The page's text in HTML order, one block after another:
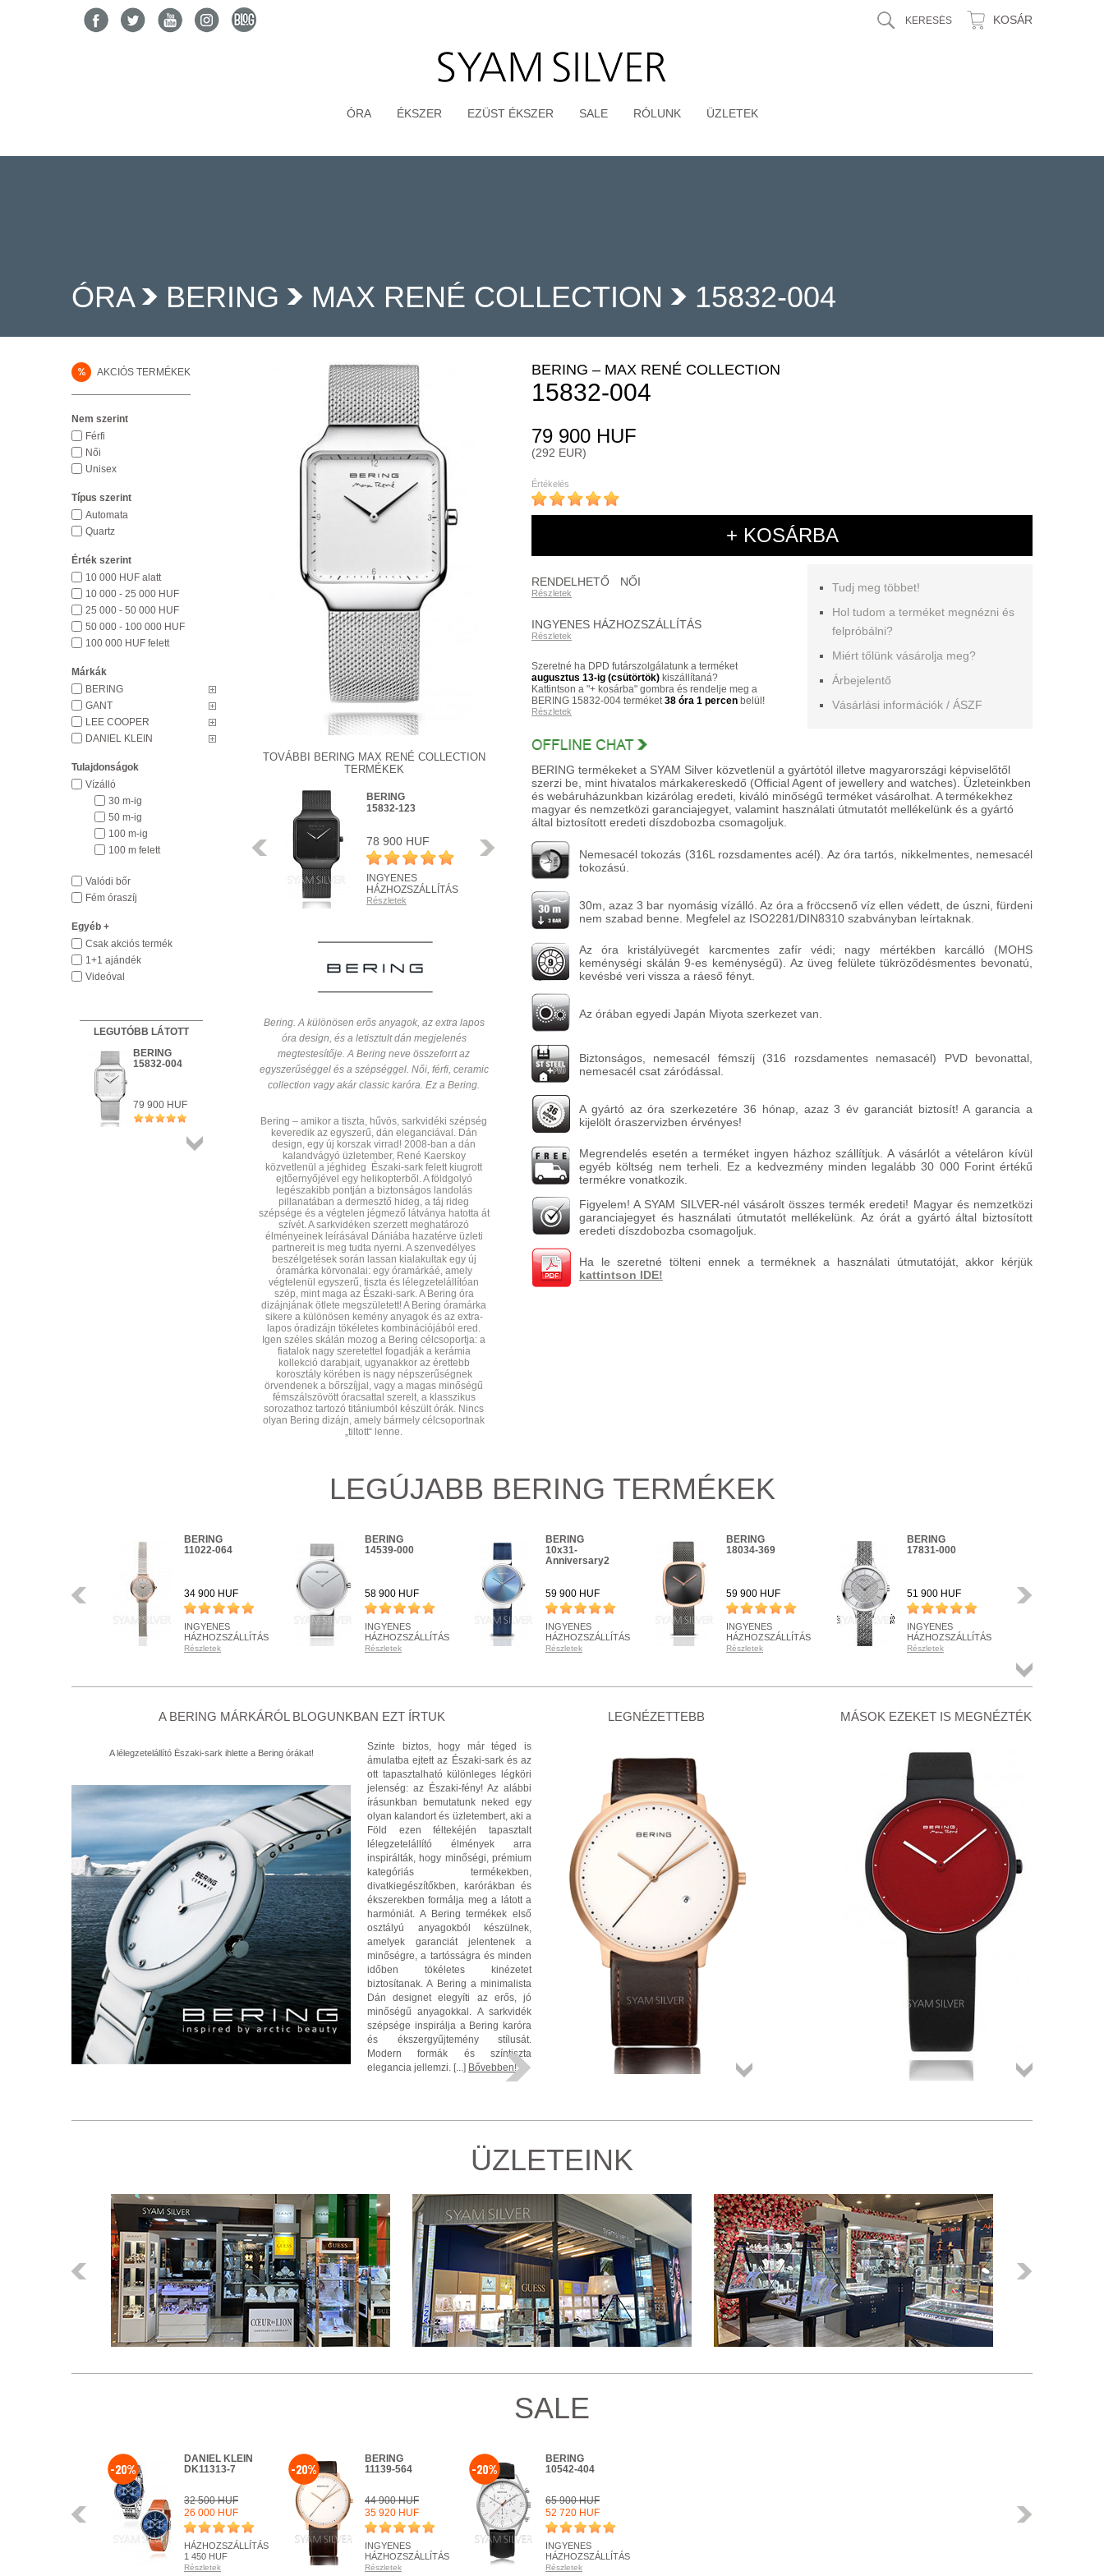
KOSÁR
ÓRA ÉKSZER EZÜST ÉKSZER SALE RÓLUNK ÜZLETEK
ÓRA >
BERING >
MAX RENÉ COLLECTION >
15832-004
% AKCIÓS TERMÉKEK
Nem szerint
Férfi
Női
Unisex
Típus szerint
Automata
Quartz
Érték szerint
10 000 HUF alatt
10 000 - 25 000 HUF
25 000 - 50 000 HUF
50 000 - 100 000 HUF
100 000 HUF felett
Márkák
BERING
GANT
LEE COOPER
DANIEL KLEIN
Tulajdonságok
Vízálló
30 m-ig
50 m-ig
100 m-ig
100 m felett
Valódi bőr
Fém óraszíj
Egyéb +
Csak akciós termék
1+1 ajándék
Videóval
LEGUTÓBB LÁTOTT
BERING
15832-004
79 900 HUF
INGYENES HÁZHOZSZÁLLÍTÁS
+ KOSÁRBA
BERING – MAX RENÉ COLLECTION
15832-004
79 900 HUF
(292 EUR)
Értékelés
+ KOSÁRBA
Tudj meg többet!
Hol tudom a terméket megnézni és
felpróbálni?
Miért tőlünk vásárolja meg?
Árbejelentő
Vásárlási információk / ÁSZF
RENDELHETŐ
Részletek
NŐI
INGYENES HÁZHOZSZÁLLÍTÁS
Részletek
Szeretné ha DPD futárszolgálatunk a terméket
augusztus 13-ig (csütörtök) kiszállítaná?
Kattintson a "+ kosárba" gombra és rendelje meg a
BERING 15832-004 terméket38 óra 1 percen belül!
Részletek
BERING termékeket a SYAM Silver közvetlenül a gyártótól illetve magyarországi képviselőtől
szerzi be, mint hivatalos márkakereskedő (Official Agent of jewellery and watches). Üzleteinkben
és webáruházunkban kizárólag eredeti, kiváló minőségű terméket vásárolhat. A termékekhez
magyar és nemzetközi garanciajegyet, valamint használati útmutatót mellékelünk és a gyártó
által biztosított eredeti díszdobozba csomagoljuk.
Nemesacél tokozás (316L rozsdamentes acél). Az óra tartós, nikkelmentes, nemesacél
tokozású.
30m, azaz 3 bar nyomásig vízálló. Az óra a fröccsenő víz ellen védett, de úszni, fürdeni
nem szabad benne. Megfelel az ISO2281/DIN8310 szabványban leírtaknak.
Az óra kristályüvegét karcmentes zafír védi; nagy mértékben karcálló (MOHS
keménységi skálán 9-es keménységű). Az üveg felülete tükröződésmentes bevonatú,
kevésbé veri vissza a ráeső fényt.
Az órában egyedi Japán Miyota szerkezet van.
Biztonságos, nemesacél fémszíj (316 rozsdamentes nemasacél) PVD bevonattal,
nemesacél csat záródással.
A gyártó az óra szerkezetére 36 hónap, azaz 3 év garanciát biztosít! A garancia a
kijelölt óraszervizben érvényes!
Megrendelés esetén a terméket ingyen házhoz szállítjuk. A vásárlót a vételáron kívül
egyéb költség nem terheli. Ez a kedvezmény minden legalább 30 000 Forint értékű
termékre vonatkozik.
Figyelem! A SYAM SILVER-nél vásárolt összes termék eredeti! Magyar és nemzetközi
garanciajegyet és használati útmutatót mellékelünk. Az órát a gyártó által biztosított
eredeti díszdobozba csomagoljuk.
Ha le szeretné tölteni ennek a terméknek a használati útmutatóját, akkor kérjük
kattintson IDE!
TOVÁBBI BERING MAX RENÉ COLLECTION
TERMÉKEK
BERING
15540-500
63 900 HUF
INGYENES
Részletek
BERING
15832-123
78 900 HUF
INGYENES
HÁZHOZSZÁLLÍTÁS
Részletek
BERING
15542-404
Részletek
BERING
15531-904
Részletek
Következő
Bering. A különösen erős anyagok, az extra lapos
óra design, és a letisztult dán megjelenés
megtestesítője. A Bering neve összeforrt az
egyszerűséggel és a szépséggel. Női, férfi, ceramic
collection vagy akár classic karóra. Ez a Bering.
Bering – amikor a tiszta, hűvös, sarkvidéki szépség
keveredik az egyszerű, dán eleganciával. Dán
design, egy új korszak virrad! 2008-ban a dán
kalandvágyó üzletember, René Kaerskoy
közvetlenül a jéghideg Északi-sark felett kiugrott
ejtőernyőjével egy helikopterből. A földgolyó
legészakibb pontján a biztonságos landolás
pillanatában a dermesztő hideg, a táj rideg
szépsége és a végtelen jégmező látványa hatotta át
szívét. A sarkvidéken szerzett meghatározó
élményeinek leírásával Dániába hazatérve üzleti
partnereit is meg tudta nyerni. A szenvedélyes
beszélgetések során lassan kialakultak egy új
óramárka körvonalai: egy óramárkáé, amely
végtelenül egyszerű, tiszta és lélegzetelállítóan
szép, mint maga az Északi-sark. A Bering óra
dizájnjának ötlete megszületett! A Bering óramárka
sikere a különösen kemény anyagok és az extra-
lapos óradizájn tökéletes kombinációjából ered.
Igen széles skálán mozog a Bering célcsoportja: a
fiatalok nagy szeretettel fogadják a kerámia
kollekció darabjait, ugyanakkor az érettebb
korosztály körében is nagy népszerűségnek
örvendenek a bőrszíjjal, vagy a magas minőségű
fémszálszövött óracsattal szerelt, a klasszikus
sorozathoz tartozó titániumból készült órák. Nincs
olyan Bering dizájn, amely bármely célcsoportnak
„tiltott“ lenne.
LEGÚJABB BERING TERMÉKEK
BERING
11022-064
34 900 HUF
INGYENES
HÁZHOZSZÁLLÍTÁS
Részletek
+ KOSÁRBA
BERING
14539-000
58 900 HUF
INGYENES
HÁZHOZSZÁLLÍTÁS
Részletek
+ KOSÁRBA
BERING
10x31-
Anniversary2
59 900 HUF
INGYENES
HÁZHOZSZÁLLÍTÁS
Részletek
BERING
18034-369
59 900 HUF
INGYENES
HÁZHOZSZÁLLÍTÁS
Részletek
BERING
17831-000
51 900 HUF
INGYENES
HÁZHOZSZÁLLÍTÁS
Részletek
A BERING MÁRKÁRÓL BLOGUNKBAN EZT ÍRTUK
A lélegzetelállító Északi-sark ihlette a Bering órákat!
Szinte biztos, hogy már téged is
ámulatba ejtett az Északi-sark és az
ott tapasztalható különleges légköri
jelenség: az Északi-fény! Az alábbi
írásunkban bemutatunk neked egy
olyan kalandort és üzletembert, aki a
Föld ezen féltekéjén tapasztalt
lélegzetelállító élmények arra
inspirálták, hogy minőségi, prémium
kategóriás termékekben,
divatkiegészítőkben, karórákban és
ékszerekben formálja meg a látott a
harmóniát. A Bering termékek első
osztályú anyagokból készülnek,
amelyek garanciát jelentenek a
minőségre, a tartósságra és minden
időben tökéletes kinézetet
biztosítanak. A Bering a minimalista
Dán designet elegyíti az erős, jó
minőségű anyagokkal. A sarkvidék
szépsége inspirálja a Bering karóra
és ékszergyűjtemény stílusát.
Modern formák és színtiszta
elegancia jellemzi. [...] Bővebben!
LEGNÉZETTEBB MÁSOK EZEKET IS MEGNÉZTÉK
ÜZLETEINK
Előző
SALE
DANIEL KLEIN
DK11313-7
32 500 HUF
26 000 HUF
-20%
HÁZHOZSZÁLLÍTÁS
1 450 HUF
Részletek
BERING
11139-564
44 900 HUF
35 920 HUF
-20%
INGYENES
HÁZHOZSZÁLLÍTÁS
Részletek
BERING
10542-404
65 900 HUF
52 720 HUF
-20%
INGYENES
HÁZHOZSZÁLLÍTÁS
Részletek